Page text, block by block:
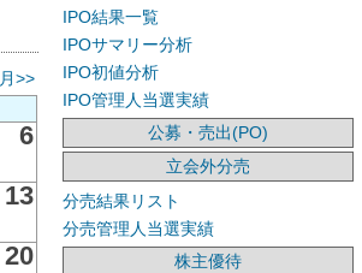
>>
6
13
20
IPO結果一覧
IPOサマリー分析
IPO初値分析
IPO管理人当選実績
公募・売出(PO)
立会外分売
分売結果リスト
分売管理人当選実績
株主優待